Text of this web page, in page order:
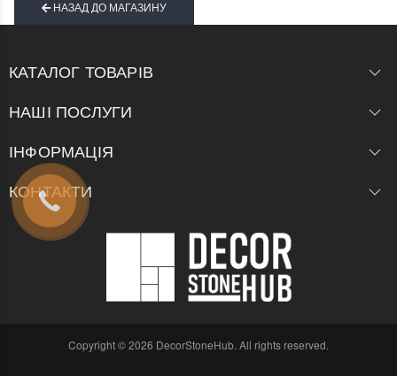
НАЗАД ДО МАГАЗИНУ
КАТАЛОГ ТОВАРІВ
НАШІ ПОСЛУГИ
ІНФОРМАЦІЯ
КОНТАКТИ
Copyright © 2026 DecorStoneHub. All rights reserved.